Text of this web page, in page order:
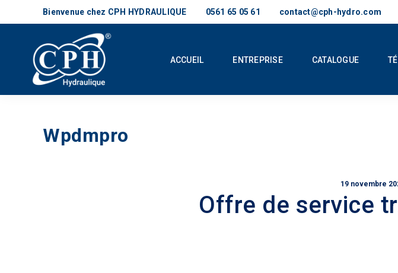
Bienvenue chez CPH HYDRAULIQUE 0561 65 05 61 contact@cph-hydro.com
ACCUEIL ENTREPRISE CATALOGUE
Wpdmpro
19 novembre
Offre de service